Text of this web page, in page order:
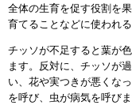
全体の生育を促す役割を
育てることなどに使われ
チッソが不足すると葉が
ます。反対に、チッソが
い、花や実つきが悪くな
を呼び、虫が病気を呼び